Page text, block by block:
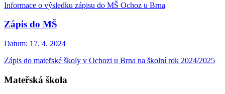
Informace o výsledku zápisu do MŠ Ochoz u Brna
Zápis do MŠ
Datum: 17. 4. 2024
Zápis do mateřské školy v Ochozi u Brna na školní rok 2024/2025
Mateřská škola